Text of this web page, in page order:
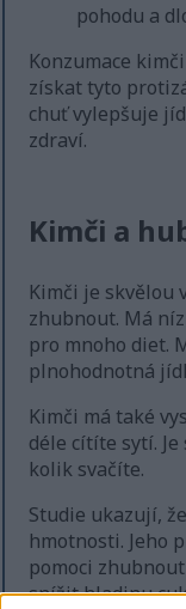
pohodu a
Konzumace
získat tyto
chuť vylepšuje
zdraví.
Kimči a
Kimči je skvělou
zhubnout. Má
pro mnoho diet.
plnohodnotná
Kimči má také
déle cítíte sytí.
kolik svačíte.
Studie ukazují,
hmotnosti. Jeho
pomoci
snížit hladinu